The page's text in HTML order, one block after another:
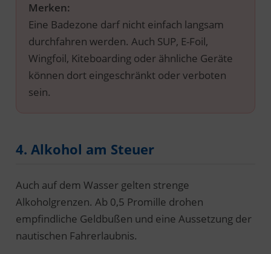
Merken:
Eine Badezone darf nicht einfach langsam
durchfahren werden. Auch SUP, E-Foil,
Wingfoil, Kiteboarding oder ähnliche Geräte
können dort eingeschränkt oder verboten
sein.
4. Alkohol am Steuer
Auch auf dem Wasser gelten strenge
Alkoholgrenzen. Ab 0,5 Promille drohen
empfindliche Geldbußen und eine Aussetzung der
nautischen Fahrerlaubnis.